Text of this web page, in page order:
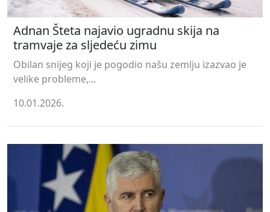
Adnan Šteta najavio ugradnu skija na
tramvaje za sljedeću zimu
Obilan snijeg koji je pogodio našu zemlju izazvao je
velike probleme,...
10.01.2026.